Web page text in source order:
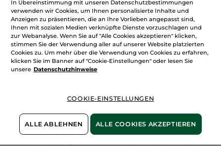
anzeigen.
Garden
Party
–
Eau
de
Parfum
100
ml
Menge
IN DEN WARENKORB
Zahlung perRechnung mit Klarnau.a.
100 % zufrieden oder Geld zurück
Preisangaben inkl. MwSt. und zzgl. Versandkosten in
In Übereinstimmung mit unseren Datenschutzbestimmungen
verwenden wir Cookies, um Ihnen personalisierte Inhalte und
Anzeigen zu präsentieren, die an Ihre Vorlieben angepasst sind,
Ihnen mit sozialen Medien verknüpfte Dienste vorzuschlagen und
zur Webanalyse. Wenn Sie auf "Alle Cookies akzeptieren" klicken,
stimmen Sie der Verwendung aller auf unserer Website platzierten
Cookies zu. Um mehr über die Verwendung von Cookies zu erfahren,
klicken Sie im Banner auf "Cookie-Einstellungen" oder lesen Sie
unsere Datenschutzhinweise
COOKIE-EINSTELLUNGEN
ALLE ABLEHNEN ALLE COOKIES AKZEPTIEREN